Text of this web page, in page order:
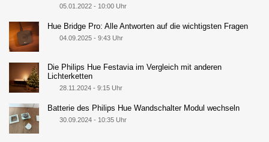
05.01.2022 - 10:00 Uhr
Hue Bridge Pro: Alle Antworten auf die wichtigsten Fragen
04.09.2025 - 9:43 Uhr
Die Philips Hue Festavia im Vergleich mit anderen
Lichterketten
28.11.2024 - 9:15 Uhr
Batterie des Philips Hue Wandschalter Modul wechseln
30.09.2024 - 10:35 Uhr